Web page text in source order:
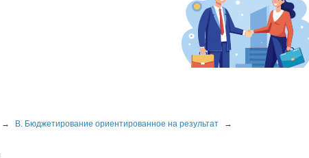
→ B. Бюджетирование ориентированное на результат
→